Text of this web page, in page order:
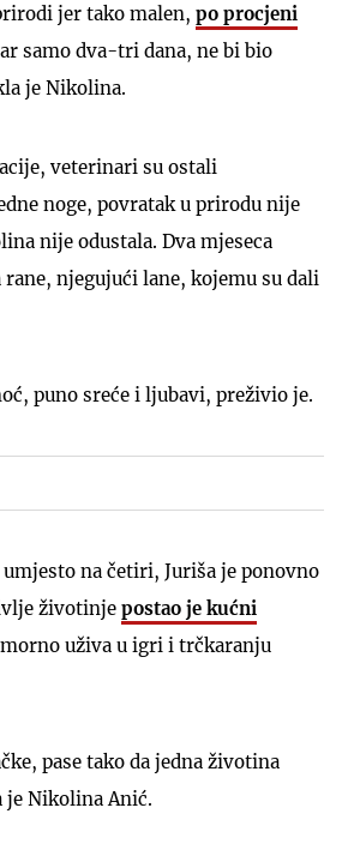
jer tako malen, po procjeni
samo dva-tri dana, ne bi bio
je Nikolina.
veterinari su ostali
noge, povratak u prirodu nije
nije odustala. Dva mjeseca
njegujući lane, kojemu su dali
puno sreće i ljubavi, preživio je.
na četiri, Juriša je ponovno
životinje postao je kućni
uživa u igri i trčkaranju
pase tako da jedna životina
Nikolina Anić.